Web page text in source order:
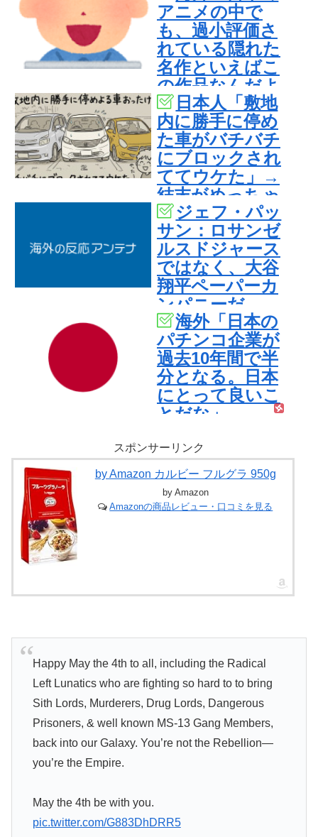
アニメの中で
も、過小評価さ
れている隠れた
名作といえばこ
の作品なんだよ
ね・・・！」
【海外の反応】
日本人「敷地
内に勝手に停め
た車がバチバチ
にブロックされ
ててウケた」→
結末がめっちゃ
おもろいｗｗｗ
【タイ人の反
応】
ジェフ・パッ
サン：ロサンゼ
ルスドジャース
ではなく、大谷
翔平ペーパーカ
ンパニーだ
【海外の反応】
海外「日本の
パチンコ企業が
過去10年間で半
分となる。日本
にとって良いこ
とだな」
スポンサーリンク
by Amazon カルビー フルグラ 950g
by Amazon
Amazonの商品レビュー・口コミを見る
Happy May the 4th to all, including the Radical
Left Lunatics who are fighting so hard to to bring
Sith Lords, Murderers, Drug Lords, Dangerous
Prisoners, & well known MS-13 Gang Members,
back into our Galaxy. You’re not the Rebellion—
you’re the Empire.
May the 4th be with you.
pic.twitter.com/G883DhDRR5